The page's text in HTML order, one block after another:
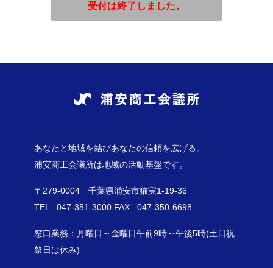
受付は終了しました。
あなたと地域を結びあなたの信頼を広げる。
浦安商工会議所は地域の活動基盤です。
〒279-0004 千葉県浦安市猫実1-19-36
TEL : 047-351-3000 FAX : 047-350-6698
窓口業務：月曜日～金曜日午前9時～午後5時(土日祝
祭日は休み)